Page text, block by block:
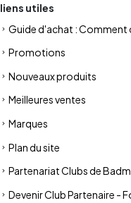
liens utiles
Guide d'achat :
Promotions
Nouveaux produits
Meilleures ventes
Marques
Plan du site
Partenariat Clubs de
Devenir Club Partenaire -